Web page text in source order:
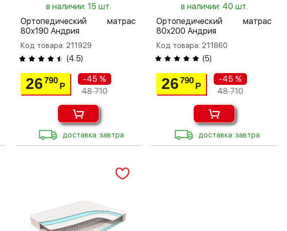
в наличии: 15 шт.
Ортопедический матрас
80х190 Андрия
Код товара: 211929
(4.5)
26790
Р
-45 %
48 710
доставка: завтра
в наличии: 40 шт.
Ортопедический матрас
80х200 Андрия
Код товара: 211860
(5)
26790
Р
-45 %
48 710
доставка: завтра